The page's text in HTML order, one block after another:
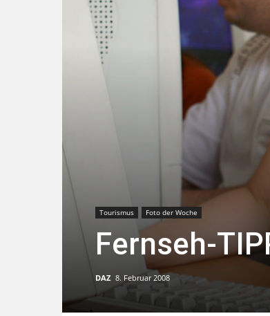
Tourismus Foto der Woche
Fernseh-
DAZ 8. Februar 2008